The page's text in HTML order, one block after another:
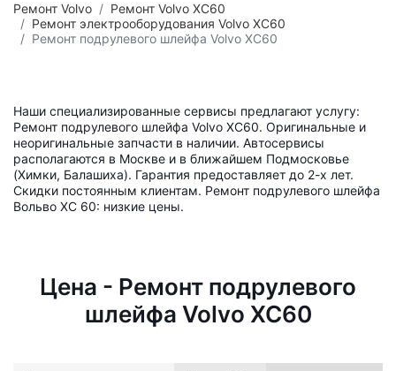
Ремонт Volvo
Ремонт Volvo XC60
Ремонт электрооборудования Volvo XC60
Ремонт подрулевого шлейфа Volvo XC60
Наши специализированные сервисы предлагают услугу:
Ремонт подрулевого шлейфа Volvo XC60. Оригинальные и
неоригинальные запчасти в наличии. Автосервисы
располагаются в Москве и в ближайшем Подмосковье
(Химки, Балашиха). Гарантия предоставляет до 2-х лет.
Скидки постоянным клиентам. Ремонт подрулевого шлейфа
Вольво ХС 60: низкие цены.
Цена - Ремонт подрулевого
шлейфа Volvo XC60